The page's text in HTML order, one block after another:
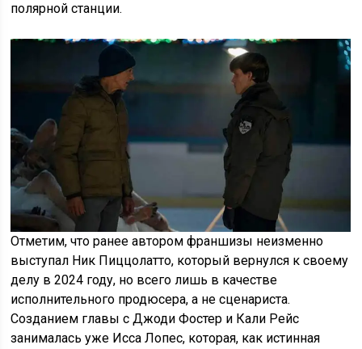
полярной станции.
Отметим, что ранее автором франшизы неизменно
выступал Ник Пиццолатто, который вернулся к своему
делу в 2024 году, но всего лишь в качестве
исполнительного продюсера, а не сценариста.
Созданием главы с Джоди Фостер и Кали Рейс
занималась уже Исса Лопес, которая, как истинная